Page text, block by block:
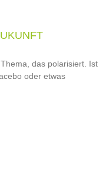
das polarisiert. Ist
oder etwas